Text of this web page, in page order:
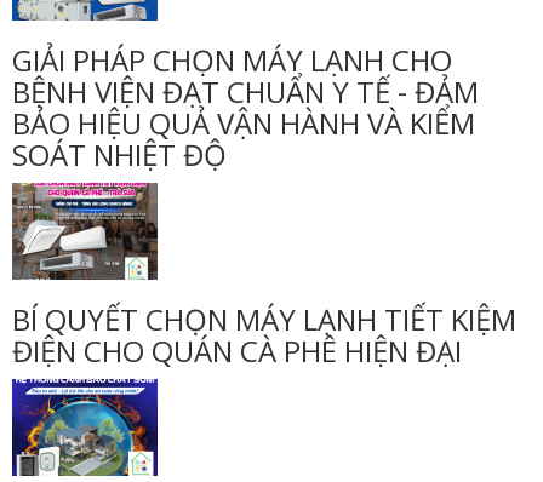
GIẢI PHÁP CHỌN MÁY LẠNH CHO
BỆNH VIỆN ĐẠT CHUẨN Y TẾ - ĐẢM
BẢO HIỆU QUẢ VẬN HÀNH VÀ KIỂM
SOÁT NHIỆT ĐỘ
BÍ QUYẾT CHỌN MÁY LẠNH TIẾT KIỆM
ĐIỆN CHO QUÁN CÀ PHÊ HIỆN ĐẠI